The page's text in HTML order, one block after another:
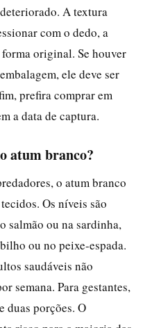
A textura
com o dedo, a
original. Se houver
ele deve ser
prefira comprar em
a data de captura.
atum branco?
o atum branco
Os níveis são
salmão ou na sardinha,
ou no peixe-espada.
saudáveis não
semana. Para gestantes,
duas porções. O